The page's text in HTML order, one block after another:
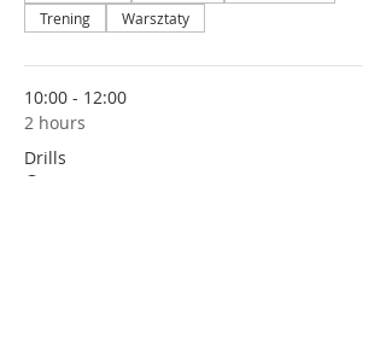
Trening
Warsztaty
10:00 - 12:00
2 hours
Drills